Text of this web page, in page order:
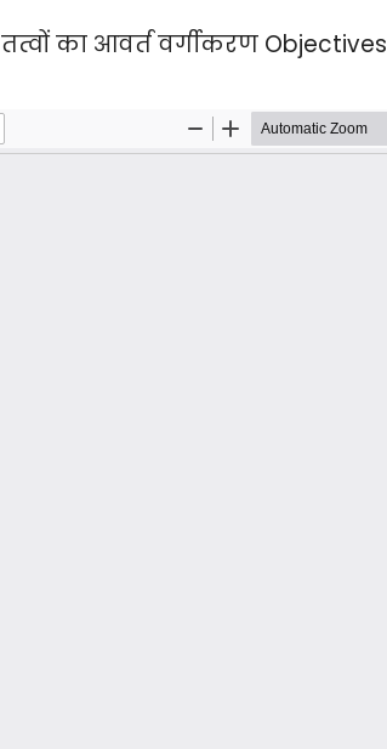
तत्वों का आवर्त वर्गीकरण Objectives